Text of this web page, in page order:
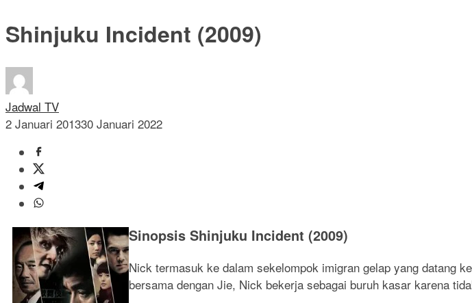
Shinjuku Incident (2009)
Jadwal TV
2 Januari 201330 Januari 2022
Sinopsis Shinjuku Incident (2009)
Nick termasuk ke dalam sekelompok imigran gelap yang datang
bersama dengan Jie, Nick bekerja sebagai buruh kasar karena